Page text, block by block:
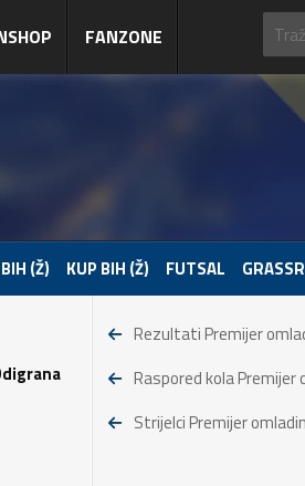
FANZONE
(Ž) KUP BIH (Ž) FUTSAL
Rezultati Premijer
Raspored kola Premijer
Strijelci Premijer